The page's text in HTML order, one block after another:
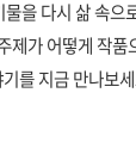
을 다시 삶 속으
제가 어떻게 작품
를 지금 만나보